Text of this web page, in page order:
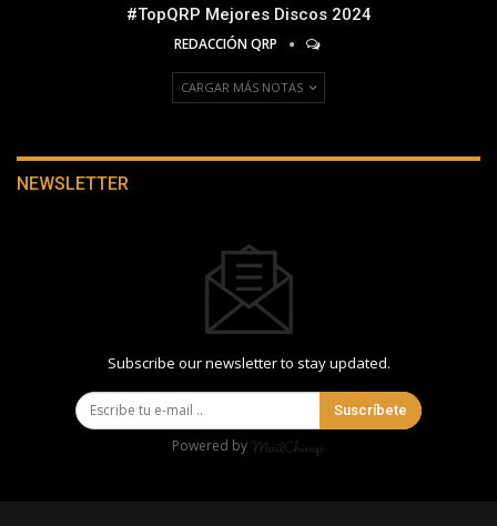
#TopQRP Mejores Discos 2024
REDACCIÓN QRP
CARGAR MÁS NOTAS
NEWSLETTER
Subscribe our newsletter to stay updated.
Suscríbete
Powered by